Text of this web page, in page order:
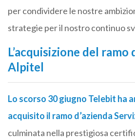
per condividere le nostre
strategie per il nostro continuo
L’acquisizione del ramo
Alpitel
Lo scorso 30 giugno Telebit ha
acquisito il ramo d’azienda
culminata nella prestigiosa